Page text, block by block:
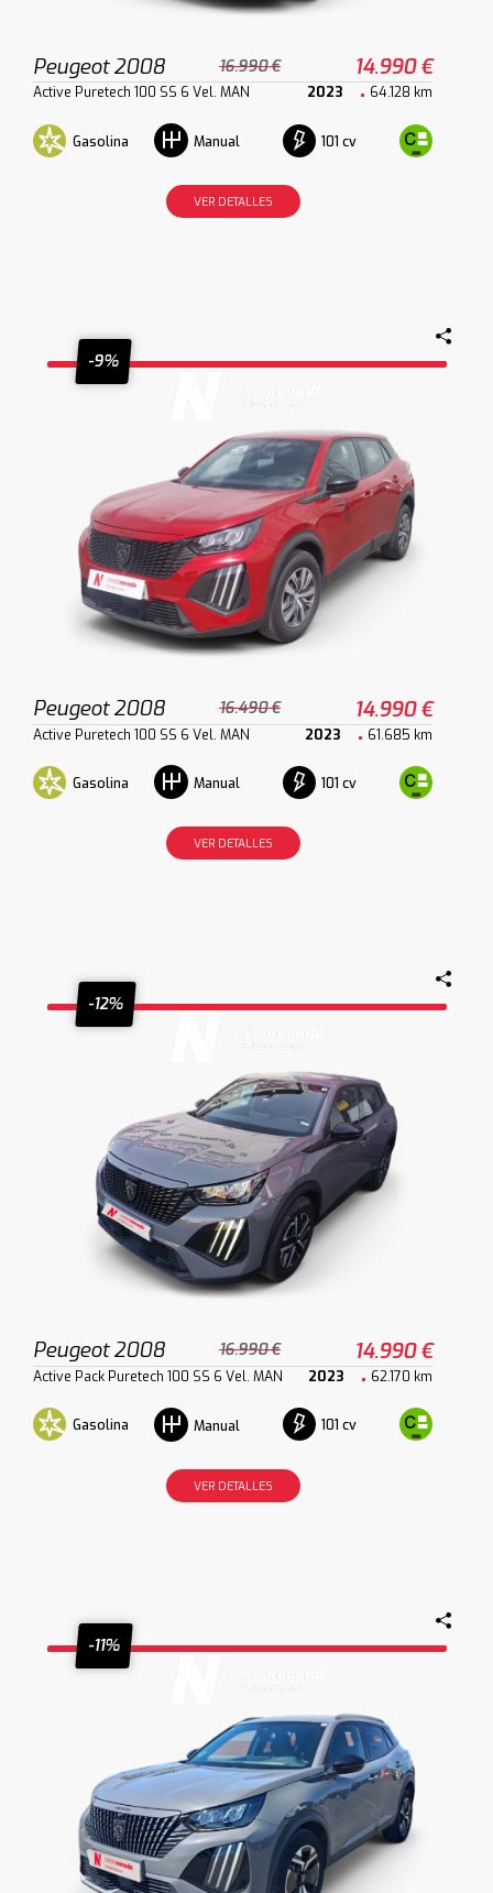
Peugeot 2008 16.990 € 14.990 €
Active Puretech 100 SS 6 Vel. MAN 2023 64.128 km
Gasolina Manual 101 cv
VER DETALLES
-9%
Peugeot 2008 16.490 € 14.990 €
Active Puretech 100 SS 6 Vel. MAN 2023 61.685 km
Gasolina Manual 101 cv
VER DETALLES
-12%
Peugeot 2008 16.990 € 14.990 €
Active Pack Puretech 100 SS 6 Vel. MAN 2023 62.170 km
Gasolina Manual 101 cv
VER DETALLES
-11%